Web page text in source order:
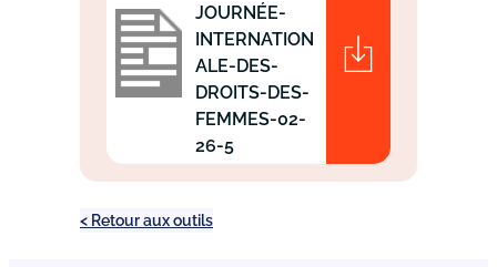
JOURNÉE-
INTERNATION
ALE-DES-
DROITS-DES-
FEMMES-02-
26-5
< Retour aux outils